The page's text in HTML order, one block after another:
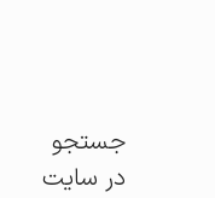
جستجو
در سایت